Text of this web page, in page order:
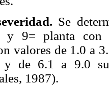
Se
y 9= planta con
valores de 1.0 a
y de 6.1 a 9.0
1987).